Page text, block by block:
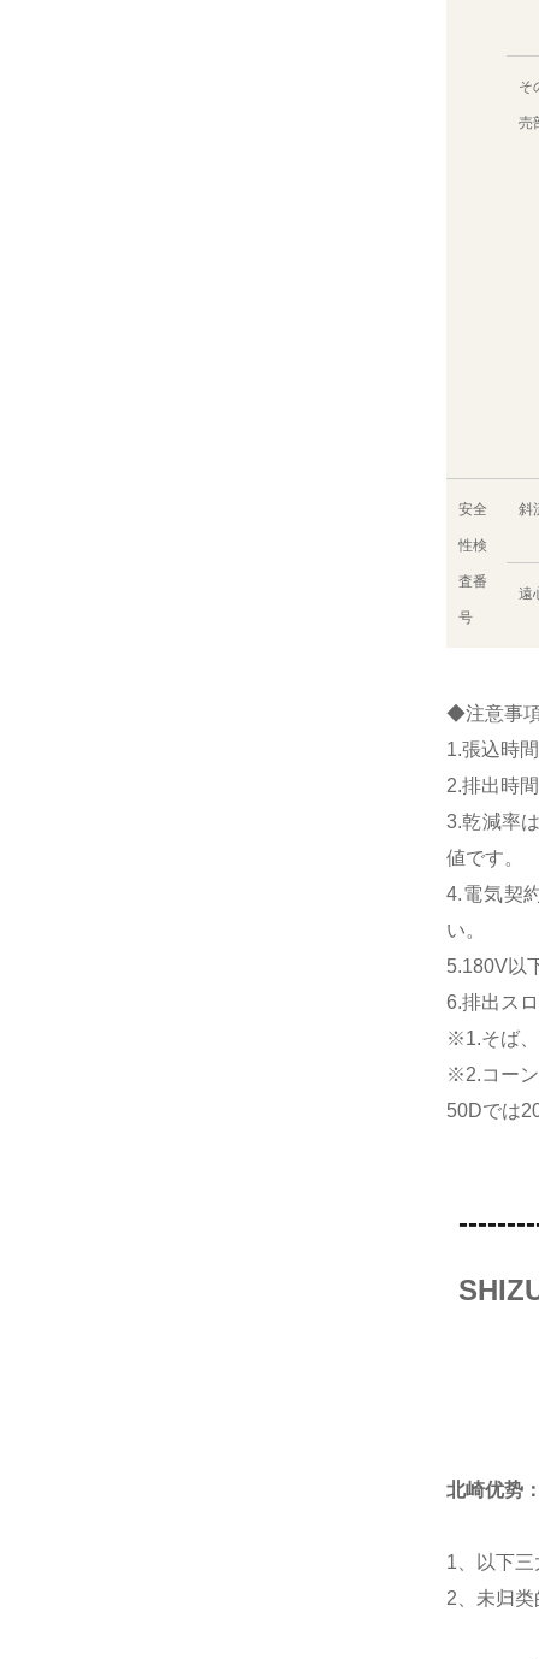
そ
売
安全
性検
査番
号
斜
遠
◆注意事
1.張込時
2.排出時
3.乾減率
値です。
4.電気契
い。
5.180V以
6.排出ス
※1.そば
※2.コー
50Dでは
北崎优势
1、以下
2、未归